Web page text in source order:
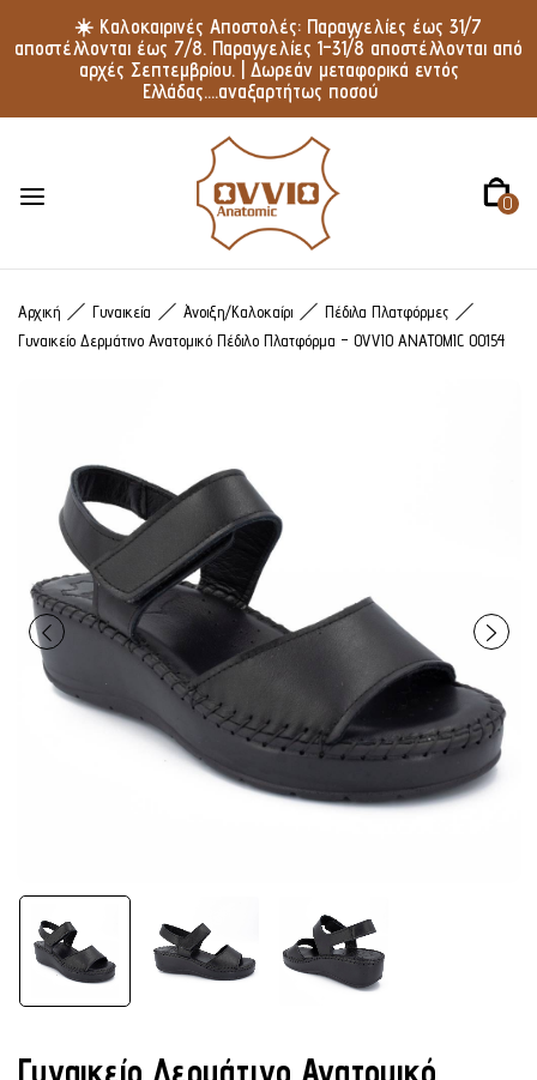
☀️ Καλοκαιρινές Αποστολές: Παραγγελίες έως 31/7
αποστέλλονται έως 7/8. Παραγγελίες 1–31/8 αποστέλλονται από
αρχές Σεπτεμβρίου. | Δωρεάν μεταφορικά εντός
Ελλάδας....αναξαρτήτως ποσού
0
Αρχική Γυναικεία Άνοιξη/Καλοκαίρι
Πέδιλα Πλατφόρμες
Γυναικείο Δερμάτινο Ανατομικό Πέδιλο Πλατφόρμα – OVVIO ANATOMIC 00154
Γυναικείο Δερμάτινο Ανατομικό